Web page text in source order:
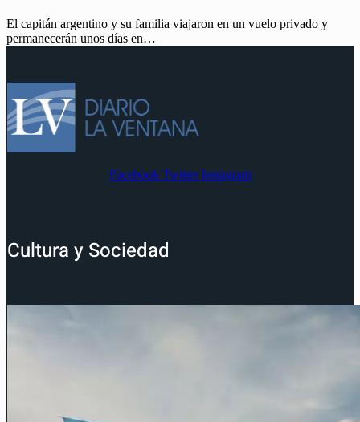
El capitán argentino y su familia viajaron en un vuelo privado y
permanecerán unos días en…
Facebook Twitter Instagram
Cultura y Sociedad